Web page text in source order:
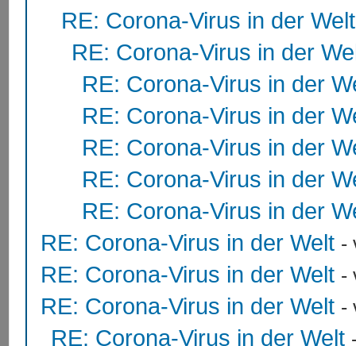
RE: Corona-Virus in der Welt
RE: Corona-Virus in der
RE: Corona-Virus in der
RE: Corona-Virus in der
RE: Corona-Virus in der
RE: Corona-Virus in der
RE: Corona-Virus in der
RE: Corona-Virus in der Welt -
RE: Corona-Virus in der Welt -
RE: Corona-Virus in der Welt -
RE: Corona-Virus in der Welt